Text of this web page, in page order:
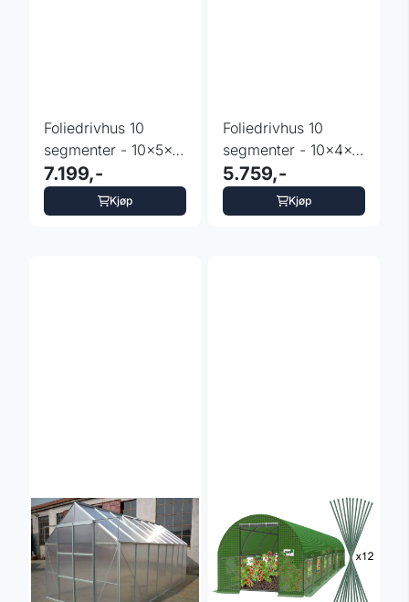
Foliedrivhus 10
segmenter - 10x5x2
m - hengslede dører
7.199,-
Kjøp
Foliedrivhus 10
segmenter - 10x4x2
m UV4
5.759,-
Kjøp